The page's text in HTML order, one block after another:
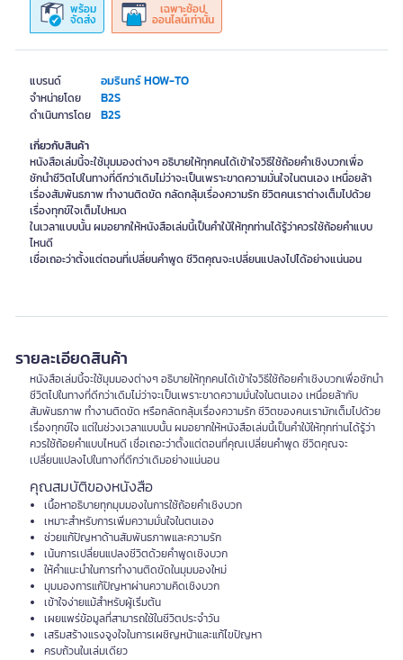
แบรนด์ อมรินทร์ HOW-TO
จำหน่ายโดย B2S
ดำเนินการโดย B2S
พร้อม
จัดส่ง
เฉพาะช้อป
ออนไลน์เท่านั้น
เกี่ยวกับสินค้า
หนังสือเล่มนี้จะใช้มุมมองต่างๆ อธิบายให้ทุกคนได้เข้าใจวิธีใช้ถ้อยคำเชิงบวกเพื่อ
ชักนำชีวิตไปในทางที่ดีกว่าเดิมไม่ว่าจะเป็นเพราะขาดความมั่นใจในตนเอง เหนื่อยล้า
เรื่องสัมพันธภาพ ทำงานติดขัด กลัดกลุ้มเรื่องความรัก ชีวิตคนเราต่างเต็มไปด้วย
เรื่องทุกข์ใจเต็มไปหมด
ในเวลาแบบนั้น ผมอยากให้หนังสือเล่มนี้เป็นคำใบ้ให้ทุกท่านได้รู้ว่าควรใช้ถ้อยคำแบบ
ไหนดี
เชื่อเถอะว่าตั้งแต่ตอนที่เปลี่ยนคำพูด ชีวิตคุณจะเปลี่ยนแปลงไปได้อย่างแน่นอน
รายละเอียดสินค้า
หนังสือเล่มนี้จะใช้มุมมองต่างๆ อธิบายให้ทุกคนได้เข้าใจวิธีใช้ถ้อยคำเชิงบวกเพื่อชักนำ
ชีวิตไปในทางที่ดีกว่าเดิมไม่ว่าจะเป็นเพราะขาดความมั่นใจในตนเอง เหนื่อยล้ากับ
สัมพันธภาพ ทำงานติดขัด หรือกลัดกลุ้มเรื่องความรัก ชีวิตของคนเรามักเต็มไปด้วย
เรื่องทุกข์ใจ แต่ในช่วงเวลาแบบนั้น ผมอยากให้หนังสือเล่มนี้เป็นคำใบ้ให้ทุกท่านได้รู้ว่า
ควรใช้ถ้อยคำแบบไหนดี เชื่อเถอะว่าตั้งแต่ตอนที่คุณเปลี่ยนคำพูด ชีวิตคุณจะ
เปลี่ยนแปลงไปในทางที่ดีกว่าเดิมอย่างแน่นอน
คุณสมบัติของหนังสือ
เนื้อหาอธิบายทุกมุมมองในการใช้ถ้อยคำเชิงบวก
เหมาะสำหรับการเพิ่มความมั่นใจในตนเอง
ช่วยแก้ปัญหาด้านสัมพันธภาพและความรัก
เน้นการเปลี่ยนแปลงชีวิตด้วยคำพูดเชิงบวก
ให้คำแนะนำในการทำงานติดขัดในมุมมองใหม่
มุมมองการแก้ปัญหาผ่านความคิดเชิงบวก
เข้าใจง่ายแม้สำหรับผู้เริ่มต้น
เผยแพร่ข้อมูลที่สามารถใช้ในชีวิตประจำวัน
เสริมสร้างแรงจูงใจในการเผชิญหน้าและแก้ไขปัญหา
ครบถ้วนในเล่มเดียว